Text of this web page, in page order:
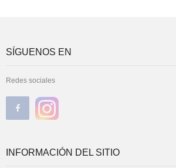
SÍGUENOS EN
Redes sociales
INFORMACIÓN DEL SITIO